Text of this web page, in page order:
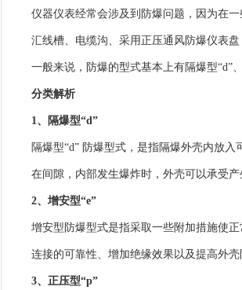
仪器仪表经常会涉及到防爆问题，因为在
汇线槽、电缆沟、采用正压通风防爆仪表
一般来说，防爆的型式基本上有隔爆型“d”
分类解析
1、隔爆型“d”
隔爆型“d” 防爆型式，是指隔爆外壳内放
在间隙，内部发生爆炸时，外壳可以承受
2、增安型“e”
增安型防爆型式是指采取一些附加措施使
连接的可靠性、增加绝缘效果以及提高外壳
3、正压型“p”